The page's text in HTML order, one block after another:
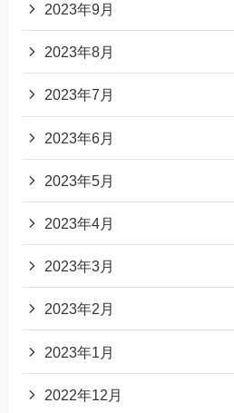
2023年9月
2023年8月
2023年7月
2023年6月
2023年5月
2023年4月
2023年3月
2023年2月
2023年1月
2022年12月